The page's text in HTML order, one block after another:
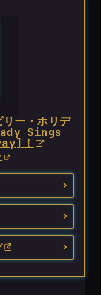
ー・ホリデ
Sings
！